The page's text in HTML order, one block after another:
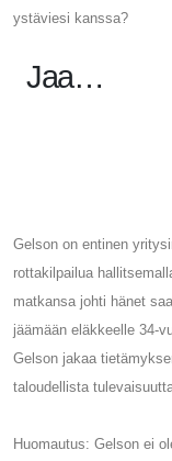
ystäviesi kanssa?
Jaa…
Gelson on entinen
rottakilpailua
matkansa johti hänet
jäämään eläkkeelle 34-
Gelson jakaa
taloudellista
Huomautus: Gelson ei